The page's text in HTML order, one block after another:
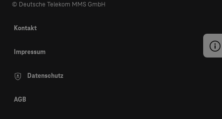
© Deutsche Telekom MMS GmbH
Kontakt
Impressum
Datenschutz
AGB